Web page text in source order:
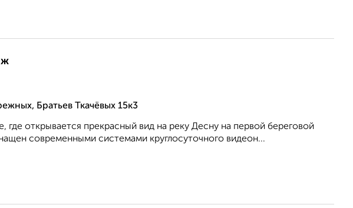
Братьев Ткачёвых 15к3
открывается прекрасный вид на реку Десну на первой береговой
современными системами круглосуточного видеон...